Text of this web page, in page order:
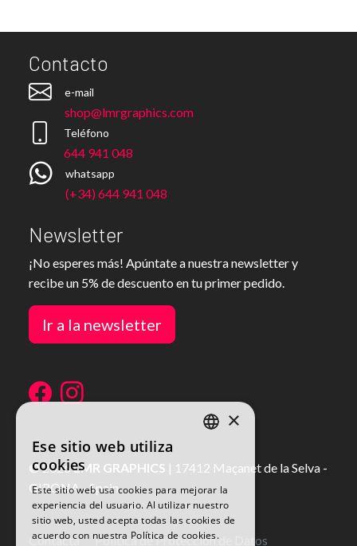
Contacto
e-mail
shop@lmrgraphics.com
Teléfono
644 941 048
whatsapp
(+34) 644 941 048
Newsletter
¡No esperes más! Apúntate a nuestra newsletter y
recibe un 5% de descuento en tu primer pedido.
Ir a la newsletter
© 2026LMR GRAPHICS | 17412 Maçanet de la Selva -
GIRONA-Spain
Contacta Política de Protección de Datos
SPANISH
×
Ese sitio web utiliza
cookies
Este sitio web usa cookies para mejorar la
experiencia del usuario. Al utilizar nuestro
sitio web, usted acepta todas las cookies de
acuerdo con nuestra Política de cookies.